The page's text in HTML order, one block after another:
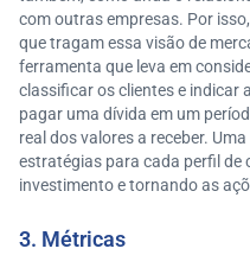
com outras empresas. Por
que tragam essa visão de
ferramenta que leva em
classificar os clientes e indicar
pagar uma dívida em um
real dos valores a receber.
estratégias para cada perfil de
investimento e tornando as
3. Métricas